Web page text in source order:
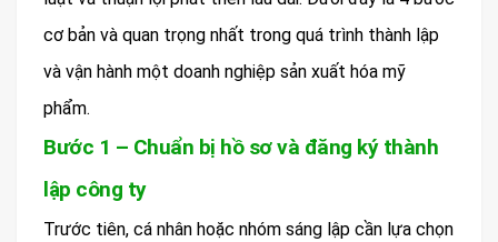
cơ bản và quan trọng nhất trong quá trình thành lập
và vận hành một doanh nghiệp sản xuất hóa mỹ
phẩm.
Bước 1 – Chuẩn bị hồ sơ và đăng ký thành
lập công ty
Trước tiên, cá nhân hoặc nhóm sáng lập cần lựa chọn